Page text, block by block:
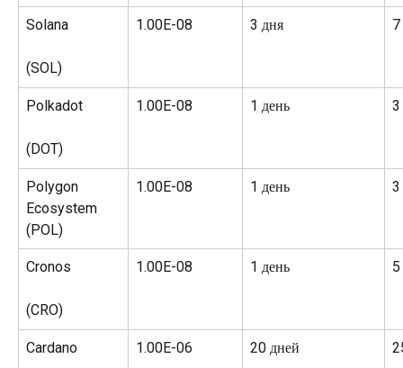
Solana
(SOL)
1.00E-08 3 дня
Polkadot
(DOT)
1.00E-08 1 день 3
Polygon
Ecosystem
(POL)
1.00E-08 1 день 3
Cronos
(CRO)
1.00E-08 1 день
Cardano 1.00E-06 20 дней